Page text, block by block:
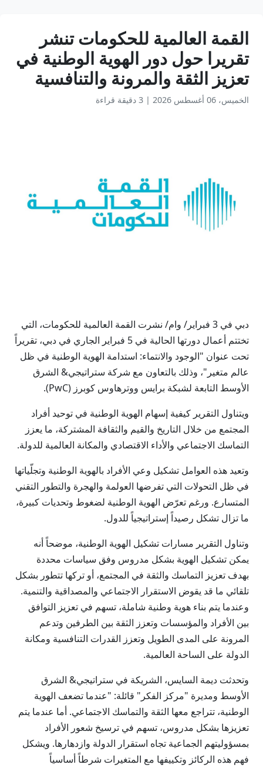
القمة العالمية للحكومات تنشر
تقريرا حول دور الهوية الوطنية في
تعزيز الثقة والمرونة والتنافسية
الخميس، 06 أغسطس 2026 | 3 دقيقة قراءة
دبي في 3 فبراير/ وام/ نشرت القمة العالمية للحكومات، التي
تختتم أعمال دورتها الحالية في 5 فبراير الجاري في دبي، تقريراً
تحت عنوان "الوجود والانتماء: استدامة الهوية الوطنية في ظل
عالم متغير"، وذلك بالتعاون مع شركة ستراتيجي& الشرق
الأوسط التابعة لشبكة برايس ووترهاوس كوبرز (PwC).
ويتناول التقرير كيفية إسهام الهوية الوطنية في توحيد أفراد
المجتمع من خلال التاريخ والقيم والثقافة المشتركة، ما يعزز
التماسك الاجتماعي والأداء الاقتصادي والمكانة العالمية للدولة.
وتعيد هذه العوامل تشكيل وعي الأفراد بالهوية الوطنية وتجلّياتها
في ظل التحولات التي تفرضها العولمة والهجرة والتطور التقني
المتسارع. ورغم تعرّض الهوية الوطنية لضغوط وتحديات كبيرة،
ما تزال تشكل رصيداً إستراتيجياً للدول.
وتناول التقرير مسارات تشكيل الهوية الوطنية، موضحاً أنه
يمكن تشكيل الهوية بشكل مدروس وفق سياسات محددة
بهدف تعزيز التماسك والثقة في المجتمع، أو تركها تتطور بشكل
تلقائي ما قد يقوض الاستقرار الاجتماعي والمصداقية والتنمية.
وعندما يتم بناء هوية وطنية شاملة، تسهم في تعزيز التوافق
بين الأفراد والمؤسسات وتعزز الثقة بين الطرفين وتدعم
المرونة على المدى الطويل وتعزز القدرات التنافسية ومكانة
الدولة على الساحة العالمية.
وتحدثت ديمة السايس، الشريكة في ستراتيجي& الشرق
الأوسط ومديرة "مركز الفكر" قائلة: "عندما تضعف الهوية
الوطنية، تتراجع معها الثقة والتماسك الاجتماعي. أما عندما يتم
تعزيزها بشكل مدروس، تسهم في ترسيخ شعور الأفراد
بمسؤوليتهم الجماعية تجاه استقرار الدولة وازدهارها. ويشكل
فهم هذه الركائز وتكييفها مع المتغيرات شرطاً أساسياً